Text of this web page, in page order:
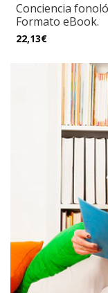
Conciencia
Formato eBook.
22,13€